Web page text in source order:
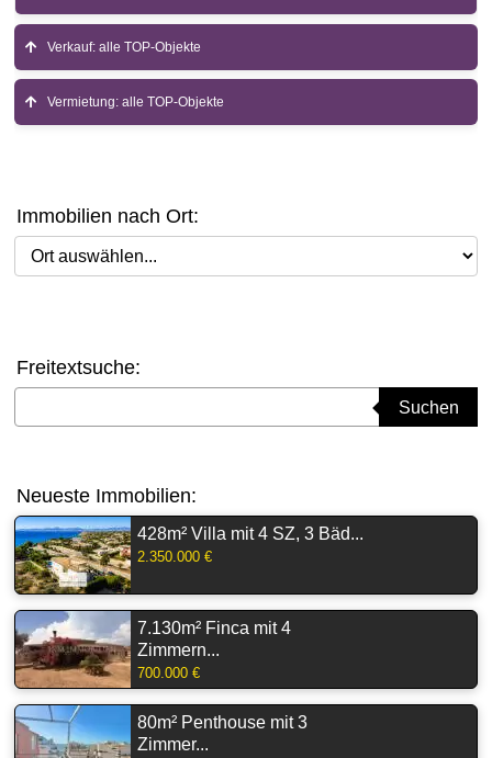
Verkauf: alle TOP-Objekte
Vermietung: alle TOP-Objekte
Immobilien nach Ort:
Ort auswählen
Freitextsuche:
Suchen
Neueste Immobilien:
428m² Villa mit 4 SZ, 3 Bäd...
2.350.000 €
7.130m² Finca mit 4
Zimmern...
700.000 €
80m² Penthouse mit 3
Zimmer...